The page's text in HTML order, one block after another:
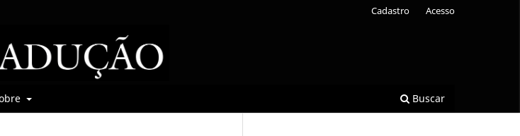
Buscar
Cadastro Acesso